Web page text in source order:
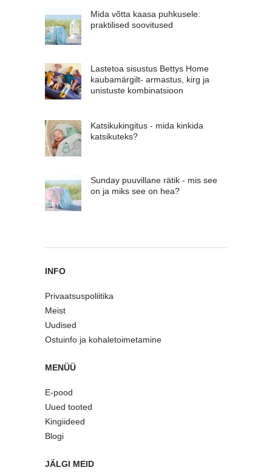
Mida võtta kaasa puhkusele:
praktilised soovitused
Lastetoa sisustus Bettys Home
kaubamärgilt- armastus, kirg ja
unistuste kombinatsioon
Katsikukingitus - mida kinkida
katsikuteks?
Sunday puuvillane rätik - mis see
on ja miks see on hea?
INFO
Privaatsuspoliitika
Meist
Uudised
Ostuinfo ja kohaletoimetamine
MENÜÜ
E-pood
Uued tooted
Kingiideed
Blogi
JÄLGI MEID